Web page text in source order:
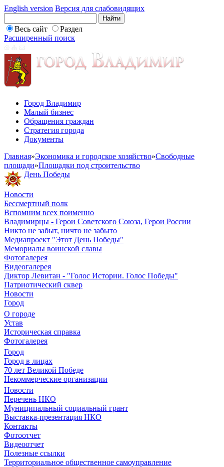
English version Версия для слабовидящих
Весь сайт
Раздел
Расширенный поиск
Город Владимир
Малый бизнес
Обращения граждан
Стратегия города
Документы
Главная»Экономика и городское хозяйство»Свободные
площади»Площадки под строительство
День Победы
Новости
Бессмертный полк
Вспомним всех поименно
Владимирцы - Герои Советского Союза, Герои России
Никто не забыт, ничто не забыто
Медиапроект "Этот День Победы"
Мемориалы воинской славы
Фотогалерея
Видеогалерея
Диктор Левитан - "Голос Истории. Голос Победы"
Патриотический сквер
Новости
Город
О городе
Устав
Историческая справка
Фотогалерея
Город
Город в лицах
70 лет Великой Победе
Некоммерческие организации
Новости
Перечень НКО
Муниципальный социальный грант
Выставка-презентация НКО
Контакты
Фотоотчет
Видеоотчет
Полезные ссылки
Территориальное общественное самоуправление